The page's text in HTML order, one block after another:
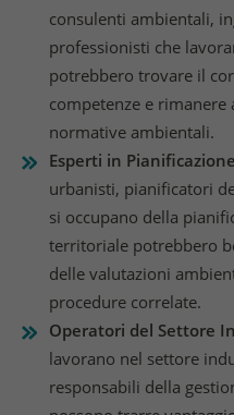
consulenti ambientali,
professionisti che
potrebbero trovare il
competenze e
normative ambientali.
Esperti in
urbanisti, pianificatori
si occupano della
territoriale potrebbero
delle valutazioni
procedure correlate.
Operatori del Settore
lavorano nel settore
responsabili della